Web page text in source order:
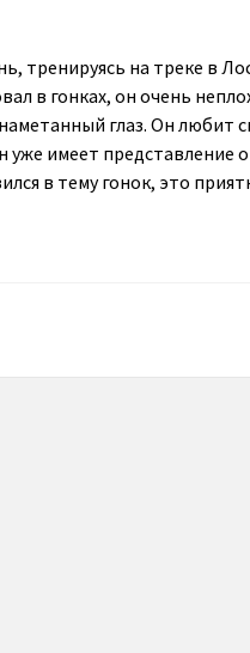
тренируясь на треке в
в гонках, он очень
глаз. Он любит
имеет представление
в тему гонок, это